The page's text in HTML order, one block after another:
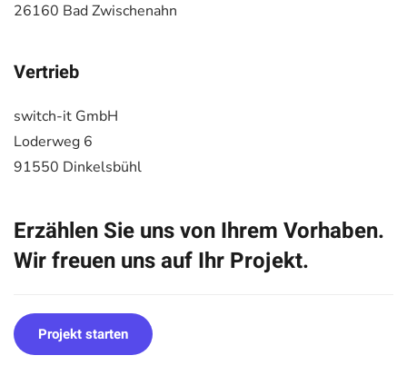
26160 Bad Zwischenahn
Vertrieb
switch-it GmbH
Loderweg 6
91550 Dinkelsbühl
Erzählen Sie uns von Ihrem Vorhaben.
Wir freuen uns auf Ihr Projekt.
Projekt starten